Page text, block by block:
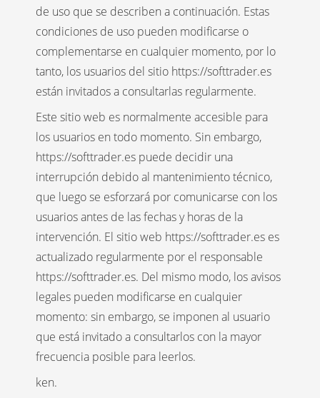
de uso que se describen a continuación. Estas
condiciones de uso pueden modificarse o
complementarse en cualquier momento, por lo
tanto, los usuarios del sitio https://softtrader.es
están invitados a consultarlas regularmente.
Este sitio web es normalmente accesible para
los usuarios en todo momento. Sin embargo,
https://softtrader.es puede decidir una
interrupción debido al mantenimiento técnico,
que luego se esforzará por comunicarse con los
usuarios antes de las fechas y horas de la
intervención. El sitio web https://softtrader.es es
actualizado regularmente por el responsable
https://softtrader.es. Del mismo modo, los avisos
legales pueden modificarse en cualquier
momento: sin embargo, se imponen al usuario
que está invitado a consultarlos con la mayor
frecuencia posible para leerlos.
ken.